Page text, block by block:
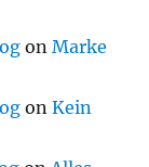
onMarke
onKein